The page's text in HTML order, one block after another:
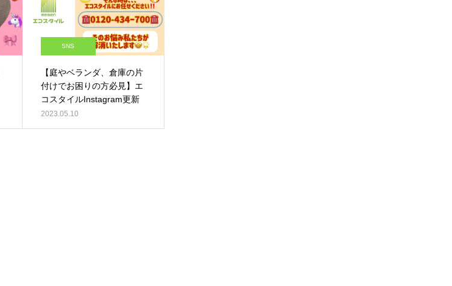
SNS
【庭やベランダ、倉庫の片
付けでお困りの方必見】エ
コスタイルInstagram更新
2023.05.10